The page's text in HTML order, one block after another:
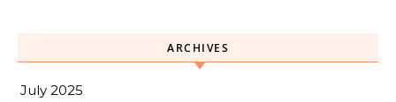
ARCHIVES
July 2025